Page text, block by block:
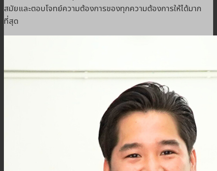
สมัยและตอบโจทย์ความต้องการของทุกความต้องการให้ได้มาก
ที่สุด